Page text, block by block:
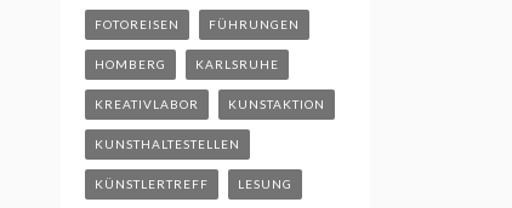
FOTOREISEN FÜHRUNGEN
HOMBERG KARLSRUHE
KREATIVLABOR KUNSTAKTION
KUNSTHALTESTELLEN
KÜNSTLERTREFF LESUNG